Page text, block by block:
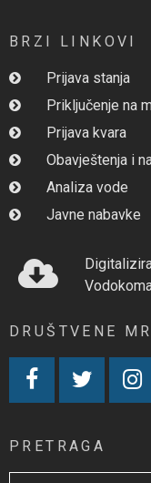
BRZI LINKOVI
Prijava stanja
Priključenje na
Prijava kvara
Obavještenja i
Analiza vode
Javne nabavke
DRUŠTVENE
PRETRAGA